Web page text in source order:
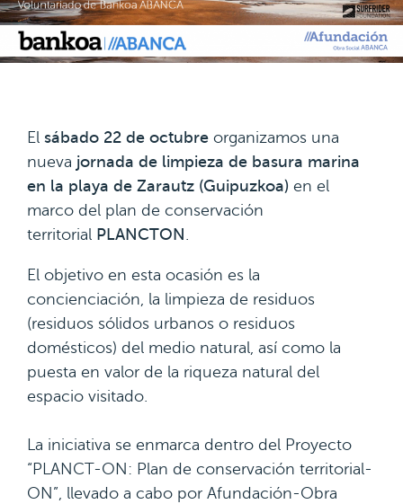
El sábado 22 de octubre organizamos una
nueva jornada de limpieza de basura marina
en la playa de Zarautz (Guipuzkoa) en el
marco del plan de conservación
territorial PLANCTON .
El objetivo en esta ocasión es la
concienciación, la limpieza de residuos
(residuos sólidos urbanos o residuos
domésticos) del medio natural, así como la
puesta en valor de la riqueza natural del
espacio visitado.
La iniciativa se enmarca dentro del Proyecto
“PLANCT-ON: Plan de conservación territorial-
ON”, llevado a cabo por Afundación-Obra